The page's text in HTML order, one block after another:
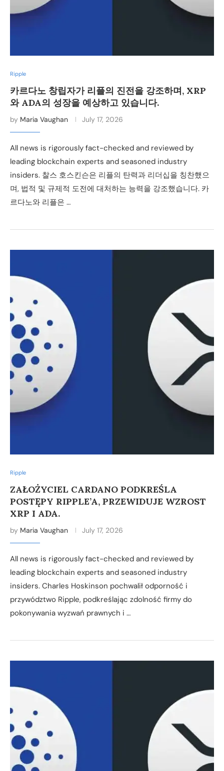
Ripple
카르다노 창립자가 리플의 진전을 강조하며, XRP
와 ADA의 성장을 예상하고 있습니다.
by Maria Vaughan July 17, 2026
All news is rigorously fact-checked and reviewed by
leading blockchain experts and seasoned industry
insiders. 찰스 호스킨슨은 리플의 탄력과 리더십을 칭찬했으
며, 법적 및 규제적 도전에 대처하는 능력을 강조했습니다. 카
르다노와 리플은 …
Ripple
ZAŁOŻYCIEL CARDANO PODKREŚLA
POSTĘPY RIPPLE’A, PRZEWIDUJE WZROST
XRP I ADA.
by Maria Vaughan July 17, 2026
All news is rigorously fact-checked and reviewed by
leading blockchain experts and seasoned industry
insiders. Charles Hoskinson pochwalił odporność i
przywództwo Ripple, podkreślając zdolność firmy do
pokonywania wyzwań prawnych i …